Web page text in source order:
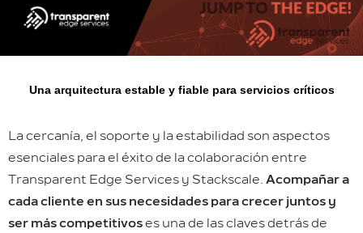
Una arquitectura estable y fiable para servicios críticos
La cercanía, el soporte y la estabilidad son aspectos
esenciales para el éxito de la colaboración entre
Transparent Edge Services y Stackscale. Acompañar a
cada cliente en sus necesidades para crecer juntos y
ser más competitivoses una de las claves detrás de